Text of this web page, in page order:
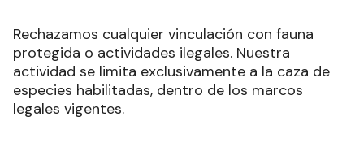
Rechazamos cualquier vinculación con fauna
protegida o actividades ilegales. Nuestra
actividad se limita exclusivamente a la caza de
especies habilitadas, dentro de los marcos
legales vigentes.